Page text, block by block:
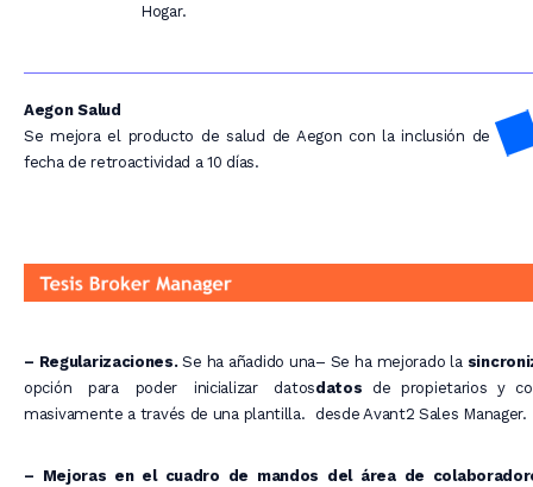
Hogar.
Aegon Salud
Se mejora el producto de salud de Aegon con la inclusión de
fecha de retroactividad a 10 días.
– Regularizaciones.Se ha añadido una
opción para poder inicializar datos
masivamente a través de una plantilla.
– Se ha mejorado la
datos de propietarios y
desde Avant2 Sales Manager.
– Mejoras en el cuadro de mandos del área de